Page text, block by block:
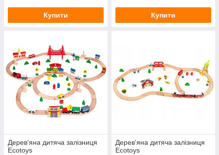
Купити Купити
Дерев'яна дитяча залізниця
Ecotoys
Дерев'яна дитяча залізниця
Ecotoys